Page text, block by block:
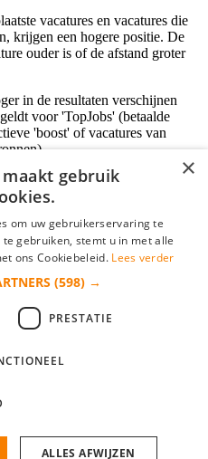
vacatures en vacatures die
krijgen een hogere positie. De
ouder is of de afstand groter
in de resultaten verschijnen
voor 'TopJobs' (betaalde
'boost' of vacatures van
×
gebruik
om uw gebruikerservaring te
gebruiken, stemt u in met alle
ons Cookiebeleid. Lees verder
(598) →
PRESTATIE
ALLES AFWIJZEN